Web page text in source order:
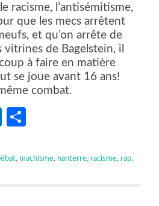
racisme, l’antisémitisme,
que les mecs arrêtent
et qu’on arrête de
vitrines de Bagelstein, il
à faire en matière
se joue avant 16 ans!
combat.
LinkedIn
, machisme, nanterre, racisme, rap,